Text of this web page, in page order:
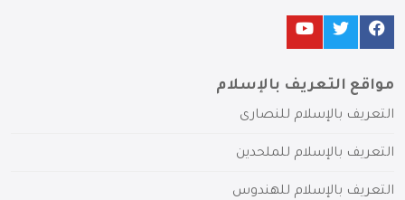
مواقع التعريف بالإسلام
التعريف بالإسلام للنصارى
التعريف بالإسلام للملحدين
التعريف بالإسلام للهندوس